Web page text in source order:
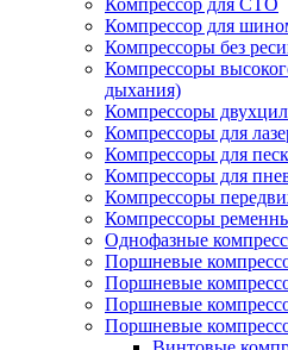
Компрессор для СТО
Компрессор для
Компрессоры без
Компрессоры
дыхания)
Компрессоры
Компрессоры для
Компрессоры для
Компрессоры для
Компрессоры
Компрессоры
Однофазные
Поршневые
Поршневые
Поршневые
Поршневые